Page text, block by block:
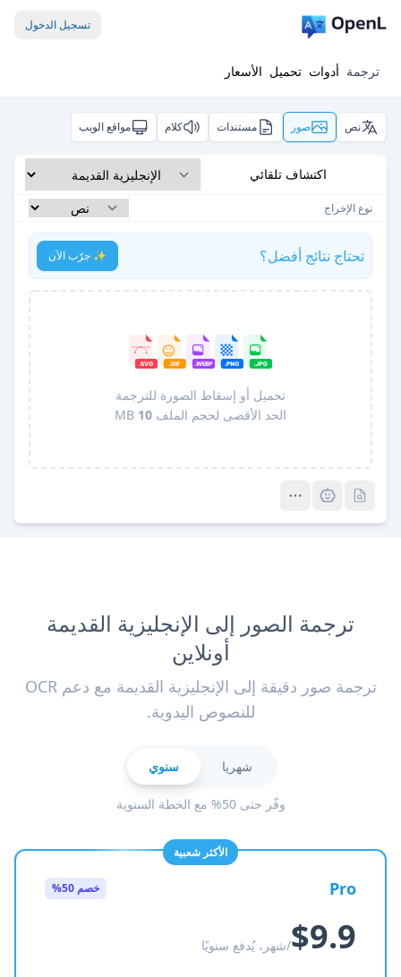
تسجيل الدخول
ترجمة أدوات تحميل الأسعار
نص صور مستندات كلام مواقع الويب
اكتشاف تلقائي
نوع الإخراج
تحتاج نتائج أفضل؟ ✨ جرّب الآن
تحميل أو إسقاط الصورة للترجمة
الحد الأقصى لحجم الملف 10
ترجمة الصور إلى الإنجليزية القديمة
أونلاين
ترجمة صور دقيقة إلى الإنجليزية القديمة مع دعم OCR
للنصوص اليدوية.
شهريا سنوي
وفّر حتى 50% مع الخطة السنوية
الأكثر شعبية
Pro خصم 50%
$9.9/شهر، يُدفع سنويًا